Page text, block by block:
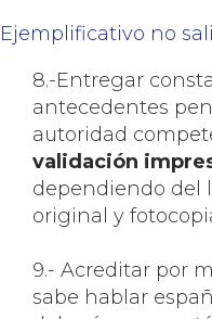
Ejemplificativo no
8.-Entregar
antecedentes
autoridad
validación
dependiendo del
original y
9.- Acreditar por
sabe hablar